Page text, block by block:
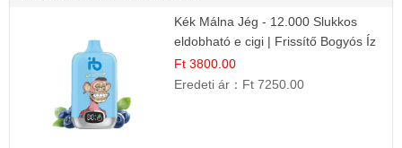
Kék Málna Jég - 12.000 Slukkos
eldobható e cigi | Frissítő Bogyós Íz
Ft 3800.00
Eredeti ár： Ft 7250.00